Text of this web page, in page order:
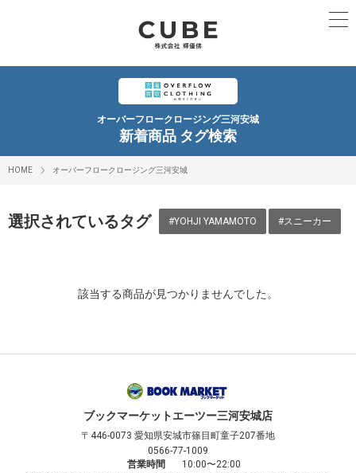
オーバーフロークロージング三河安城
新着商品 タグ検索
HOME オーバーフロークロージング三河安城
選択されているタグ #YOHJI YAMAMOTO #スニーカー
該当する商品が見つかりませんでした。
ブックマーケットエーツー三河安城店
〒446-0073 愛知県安城市篠目町童子207番地
0566-77-1009
営業時間
10:00〜22:00